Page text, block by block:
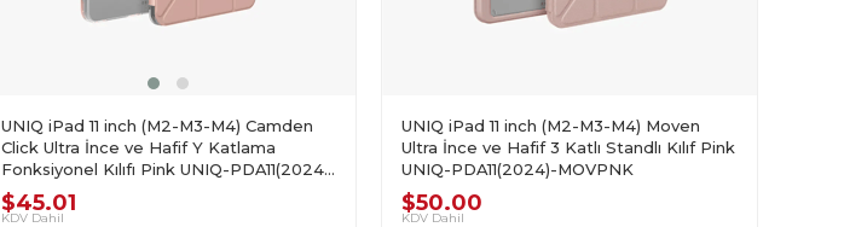
UNIQ iPad 11 inch (M2-M3-M4) Camden
Click Ultra İnce ve Hafif Y Katlama
Fonksiyonel Kılıfı Pink UNIQ-PDA11(2024)-
CAMPNK
$45.01
KDV Dahil
UNIQ iPad 11 inch (M2-M3-M4) Moven
Ultra İnce ve Hafif 3 Katlı Standlı Kılıf Pink
UNIQ-PDA11(2024)-MOVPNK
$50.00
KDV Dahil